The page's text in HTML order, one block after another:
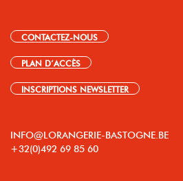
CONTACTEZ-NOUS
PLAN D’ACCÈS
INSCRIPTIONS NEWSLETTER
INFO@LORANGERIE-BASTOGNE.BE
+32(0)492 69 85 60